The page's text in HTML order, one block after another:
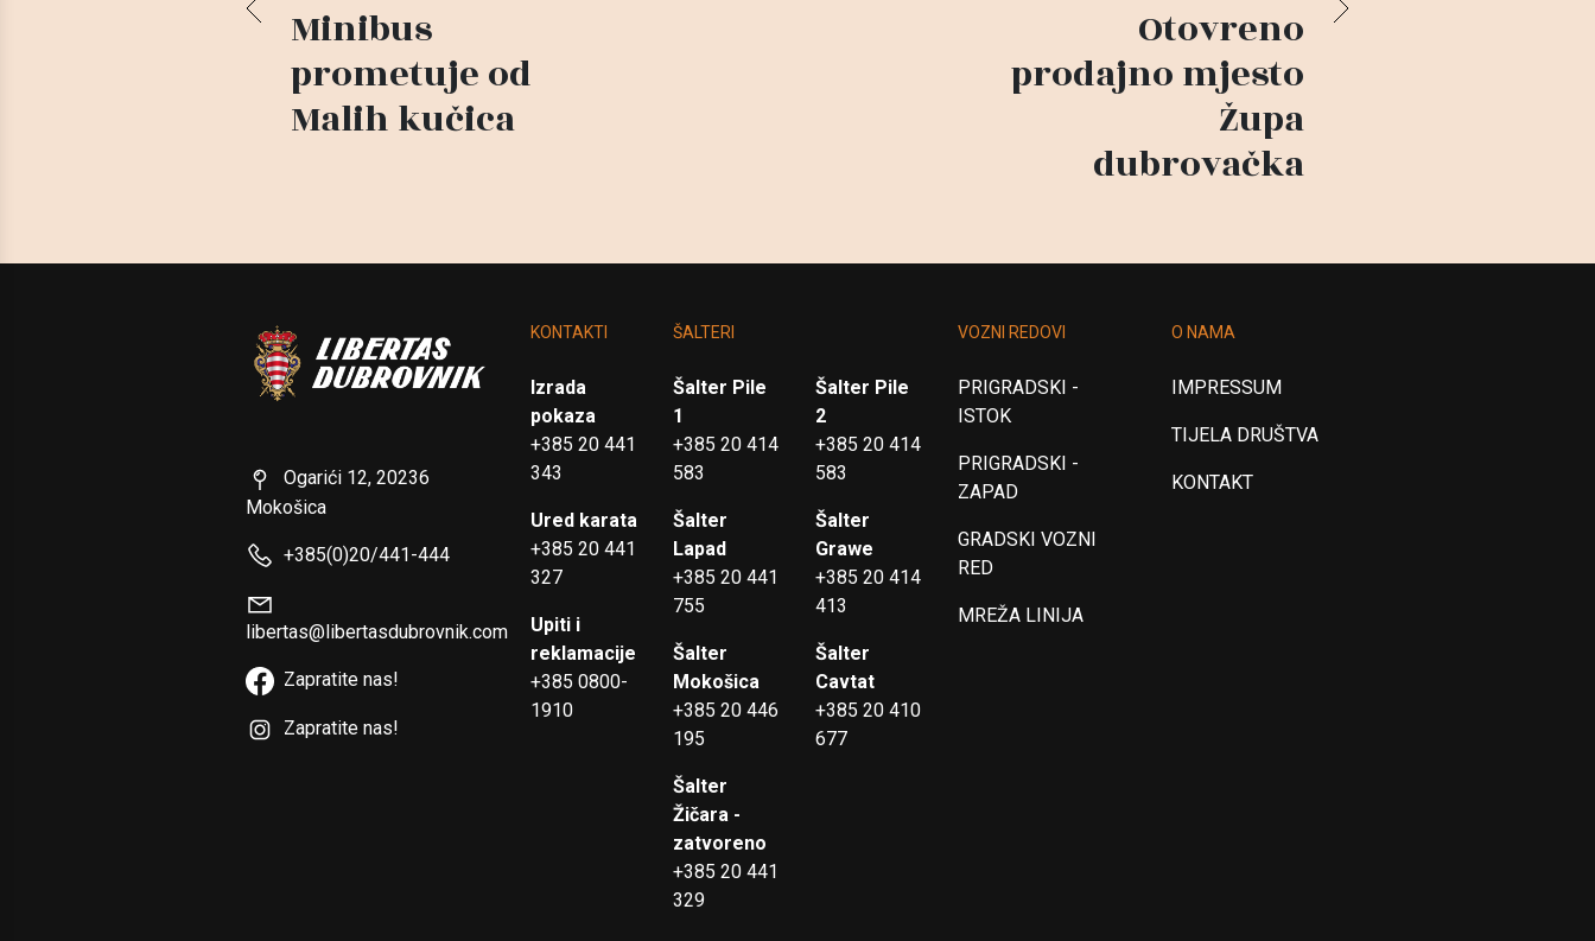
Minibus
prometuje od
Malih kučica
Otovreno
prodajno mjesto
Župa
dubrovačka
Ogarići 12, 20236
Mokošica
+385(0)20/441-444
libertas@libertasdubrovnik.com
Zapratite nas!
Zapratite nas!
KONTAKTI
Izrada
pokaza
+385 20 441
343
Ured karata
+385 20 441
327
Upiti i
reklamacije
+385 0800-
1910
ŠALTERI
Šalter Pile
1
+385 20 414
583
Šalter Pile
2
+385 20 414
583
Šalter
Lapad
+385 20 441
755
Šalter
Grawe
+385 20 414
413
Šalter
Mokošica
+385 20 446
195
Šalter
Cavtat
+385 20 410
677
Šalter
Žičara -
zatvoreno
+385 20 441
329
VOZNI REDOVI
PRIGRADSKI -
ISTOK
PRIGRADSKI -
ZAPAD
GRADSKI VOZNI
RED
MREŽA LINIJA
O NAMA
IMPRESSUM
TIJELA DRUŠTVA
KONTAKT